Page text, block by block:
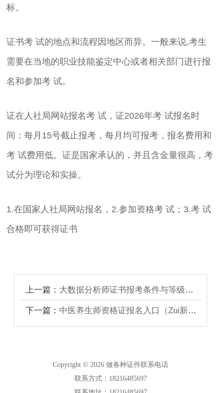
标。
证书考 试的地点和流程因地区而异。一般来说,考生
需要在当地的职业技能鉴定中心或者相关部门进行报
名和参加考 试。
证在人社局网站报名考 试，证2026年考 试报名时
间：每月15号截止报考，每月均可报考，报名费用和
考 试费用低。证是国家承认的，并且含金量很高，考
试分为理论和实操。
1.在国家人社局网站报名，2.参加资格考 试；3.考 试
合格即可获得证书
上一篇： 大数据分析师证书报考条件与等级要求
下一篇： 中医养生师资格证报名入口（Zui新官方）
Copyright © 2026 做各种证件联系电话
联系方式：18216485697